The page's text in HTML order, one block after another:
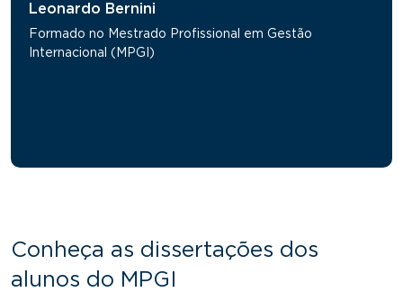
Leonardo Bernini
Formado no Mestrado Profissional em Gestão
Internacional (MPGI)
Conheça as dissertações dos
alunos do MPGI